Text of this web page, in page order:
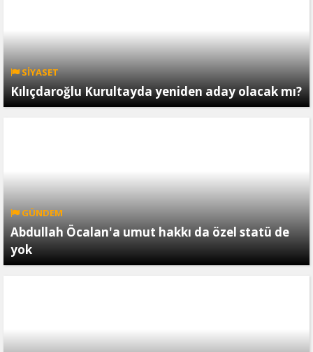
SİYASET
Kılıçdaroğlu Kurultayda yeniden aday olacak mı?
GÜNDEM
Abdullah Öcalan'a umut hakkı da özel statü de
yok